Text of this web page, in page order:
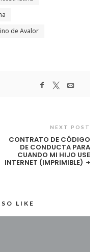
de Avalor
NEXT POST
CONTRATO DE CÓDIGO
DE CONDUCTA PARA
CUANDO MI HIJO USE
INTERNET (IMPRIMIBLE)
LIKE